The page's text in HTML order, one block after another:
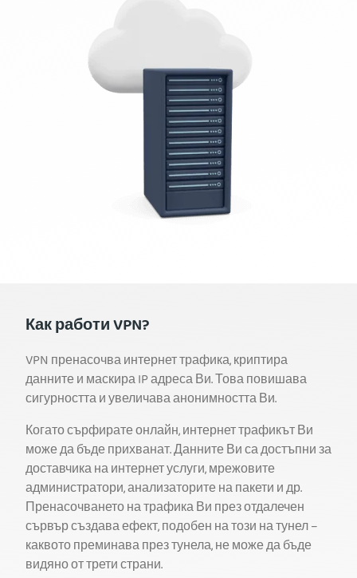
Как работи VPN?
VPN пренасочва интернет трафика, криптира
данните и маскира IP адреса Ви. Това повишава
сигурността и увеличава анонимността Ви.
Когато сърфирате онлайн, интернет трафикът Ви
може да бъде прихванат. Данните Ви са достъпни за
доставчика на интернет услуги, мрежовите
администратори, анализаторите на пакети и др.
Пренасочването на трафика Ви през отдалечен
сървър създава ефект, подобен на този на тунел –
каквото преминава през тунела, не може да бъде
видяно от трети страни.